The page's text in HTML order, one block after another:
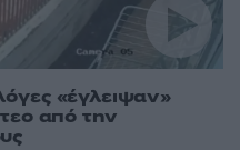
«έγλειψαν»
από την